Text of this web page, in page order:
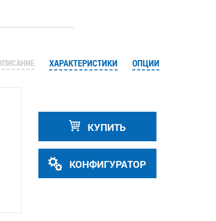
ХАРАКТЕРИСТИКИ ОПЦИИ
КУПИТЬ
КОНФИГУРАТОР